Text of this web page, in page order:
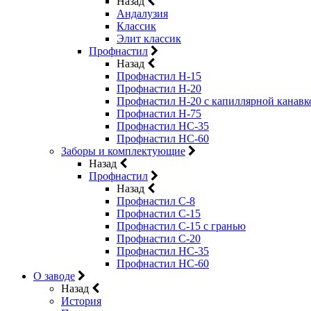
Андалузия
Классик
Элит классик
Профнастил
Назад
Профнастил Н-15
Профнастил Н-20
Профнастил Н-20 с капиллярной
Профнастил Н-75
Профнастил НС-35
Профнастил НС-60
Заборы и комплектующие
Назад
Профнастил
Назад
Профнастил С-8
Профнастил С-15
Профнастил C-15 с гранью
Профнастил C-20
Профнастил НС-35
Профнастил НС-60
О заводе
Назад
История